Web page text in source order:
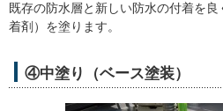
既存の防水層と新しい防水の付着を
着剤）を塗ります。
④中塗り（ベース塗装）